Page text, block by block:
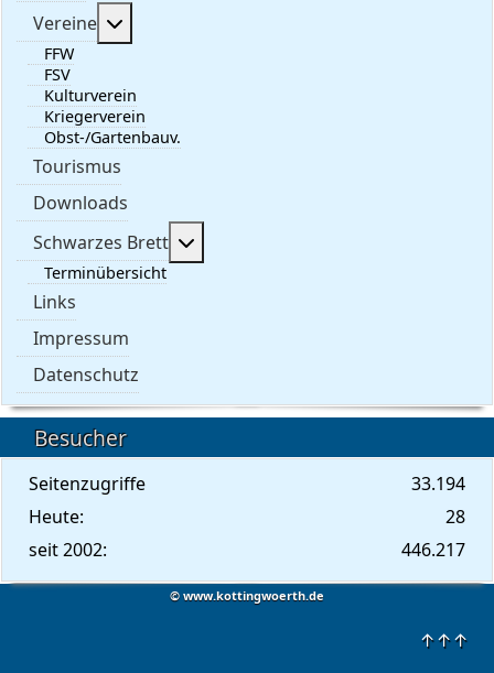
© www.kottingwoerth.de
↑↑↑
Vereine
FFW
FSV
Kulturverein
Kriegerverein
Obst-/Gartenbauv.
Tourismus
Downloads
Schwarzes Brett
Terminübersicht
Links
Impressum
Datenschutz
Besucher
Seitenzugriffe
33.194
Heute:
28
seit 2002:
446.217